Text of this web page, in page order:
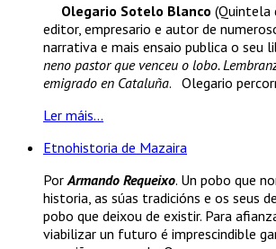
Olegario Sotelo Blanco (Quintela
editor, empresario e autor de
narrativa e mais ensaio publica o seu
neno pastor que venceu o lobo.
emigrado en Cataluña. Olegario
Ler máis...
Etnohistoria de Mazaira
Por Armando Requeixo. Un pobo que
historia, as súas tradicións e os seus
pobo que deixou de existir. Para
viabilizar un futuro é imprescindible